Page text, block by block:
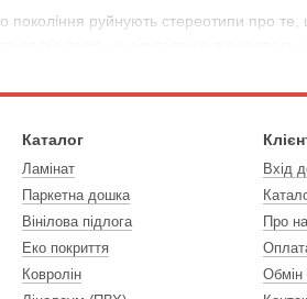
покоління руйнують стереотипи про
не тільки практичний, але і теплий
ламінат для ванної
термін «водостійкий ламінат», хоча
витримують контакт з водою, але не
для приміщень з
кімнати і не пошкодувати про
Каталог
Ламінат
Паркетна дошка
Вінілова підлога
Еко покриття
Ковролін
Вхід
Про
Обмін